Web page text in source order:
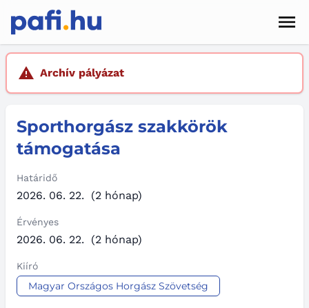
Hírek
Pályázatok
Szolgáltatások
Kapcsolat
Sötét mód
Archív pályázat
Sporthorgász szakkörök
támogatása
Határidő
2026. 06. 22. (2 hónap)
Érvényes
2026. 06. 22. (2 hónap)
Kiíró
Magyar Országos Horgász Szövetség